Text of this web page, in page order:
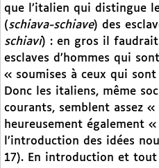
que l’italien qui distingue
(schiava-schiave) des
schiavi) : en gros il
esclaves d’hommes qui
« soumises à ceux qui
Donc les italiens, même
courants, semblent assez
heureusement également
l’introduction des idées
17). En introduction et